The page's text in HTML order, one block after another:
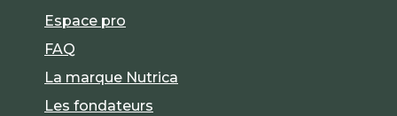
Espace pro
FAQ
La marque Nutrica
Les fondateurs